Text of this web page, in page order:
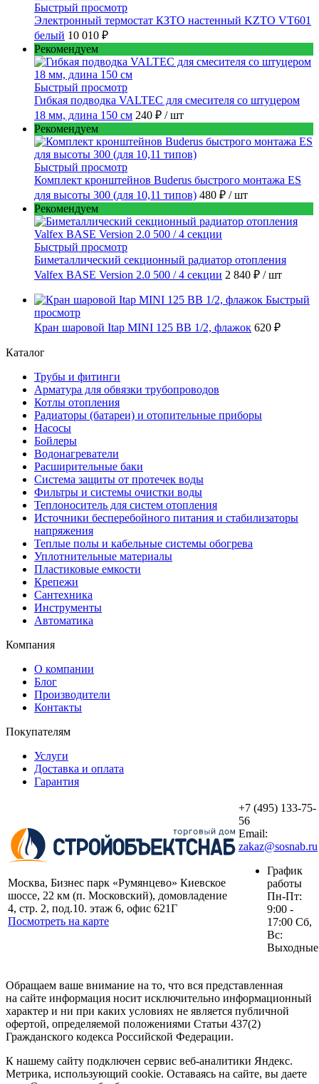
Быстрый просмотр
Электронный термостат КЗТО настенный KZTO VT601
белый 10 010 ₽
Рекомендуем
Быстрый просмотр
Гибкая подводка VALTEC для смесителя со штуцером
18 мм, длина 150 см 240 ₽ / шт
Рекомендуем
Быстрый просмотр
Комплект кронштейнов Buderus быстрого монтажа ES
для высоты 300 (для 10,11 типов) 480 ₽ / шт
Рекомендуем
Быстрый просмотр
Биметаллический секционный радиатор отопления
Valfex BASE Version 2.0 500 / 4 секции 2 840 ₽ / шт
Быстрый
просмотр
Кран шаровой Itap MINI 125 ВВ 1/2, флажок 620 ₽
Каталог
Трубы и фитинги
Арматура для обвязки трубопроводов
Котлы отопления
Радиаторы (батареи) и отопительные приборы
Насосы
Бойлеры
Водонагреватели
Расширительные баки
Система защиты от протечек воды
Фильтры и системы очистки воды
Теплоноситель для систем отопления
Источники бесперебойного питания и стабилизаторы
напряжения
Теплые полы и кабельные системы обогрева
Уплотнительные материалы
Пластиковые емкости
Крепежи
Сантехника
Инструменты
Автоматика
Компания
О компании
Блог
Производители
Контакты
Покупателям
Услуги
Доставка и оплата
Гарантия
Москва, Бизнес парк «Румянцево» Киевское
шоссе, 22 км (п. Московский), домовладение
4, стр. 2, под.10. этаж 6, офис 621Г
Посмотреть на карте
+7 (495) 133-75-
56
Email:
zakaz@sosnab.ru
График
работы
Пн-Пт:
9:00 -
17:00 Сб,
Вс:
Выходные
Обращаем ваше внимание на то, что вся представленная
на сайте информация носит исключительно информационный
характер и ни при каких условиях не является публичной
офертой, определяемой положениями Статьи 437(2)
Гражданского кодекса Российской Федерации.
К нашему сайту подключен сервис веб-аналитики Яндекс.
Метрика, использующий cookie. Оставаясь на сайте, вы даете